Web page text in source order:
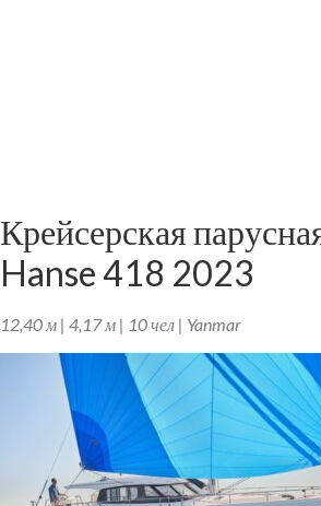
Крейсерская
Hanse 418 2023
12,40 м | 4,17 м | 10 чел | Yanmar